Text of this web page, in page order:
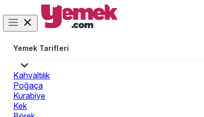
Yemek Tarifleri
Kahvaltılık
Poğaça
Kurabiye
Kek